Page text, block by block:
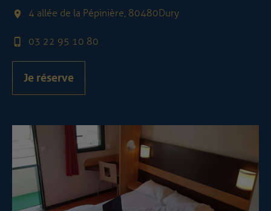
4 allée de la Pépinière, 80480 Dury
03 22 95 10 80
Je réserve